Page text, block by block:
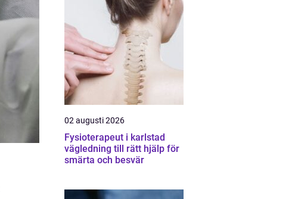
02 augusti 2026
Fysioterapeut i karlstad
vägledning till rätt hjälp för
smärta och besvär